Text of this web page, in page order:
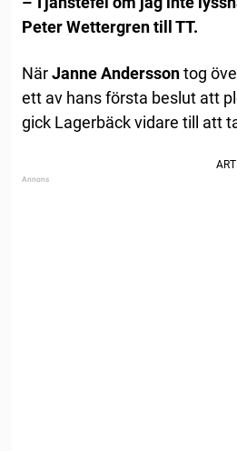
Peter Wettergren till TT.
NärJanne Anderssontog
ett av hans första beslut att
gick Lagerbäck vidare till att